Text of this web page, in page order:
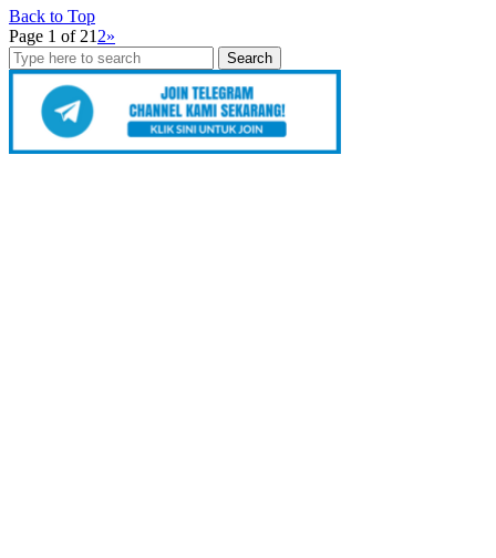
Back to Top
Page 1 of 21 2»
Search
for: